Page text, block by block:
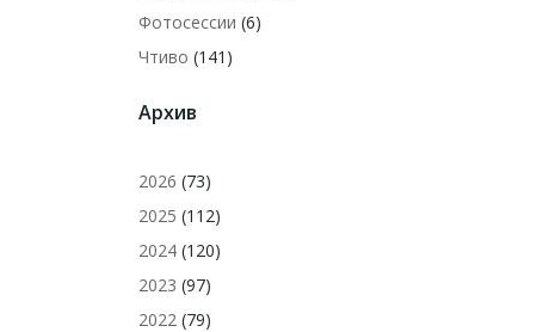
Фотосессии (6)
Чтиво (141)
Архив
2026 (73)
2025 (112)
2024 (120)
2023 (97)
2022 (79)